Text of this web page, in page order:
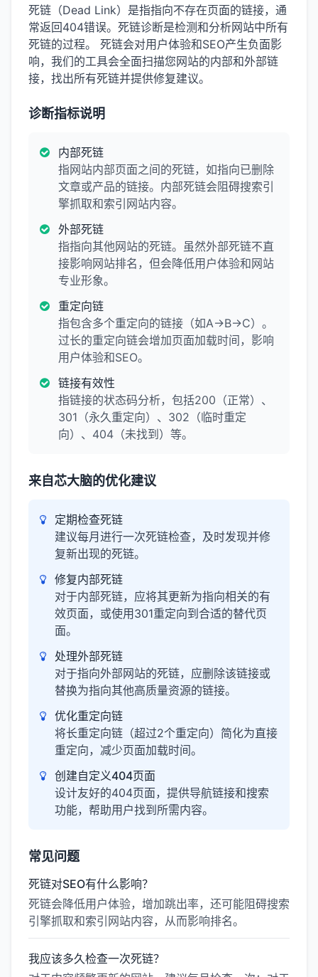
死链（Dead Link）是指指向不存在页面的链接，通
常返回404错误。死链诊断是检测和分析网站中所有
死链的过程。 死链会对用户体验和SEO产生负面影
响，我们的工具会全面扫描您网站的内部和外部链
接，找出所有死链并提供修复建议。
诊断指标说明
内部死链
指网站内部页面之间的死链，如指向已删除
文章或产品的链接。内部死链会阻碍搜索引
擎抓取和索引网站内容。
外部死链
指指向其他网站的死链。虽然外部死链不直
接影响网站排名，但会降低用户体验和网站
专业形象。
重定向链
指包含多个重定向的链接（如A→B→C）。
过长的重定向链会增加页面加载时间，影响
用户体验和SEO。
链接有效性
指链接的状态码分析，包括200（正常）、
301（永久重定向）、302（临时重定
向）、404（未找到）等。
来自芯大脑的优化建议
定期检查死链
建议每月进行一次死链检查，及时发现并修
复新出现的死链。
修复内部死链
对于内部死链，应将其更新为指向相关的有
效页面，或使用301重定向到合适的替代页
面。
处理外部死链
对于指向外部网站的死链，应删除该链接或
替换为指向其他高质量资源的链接。
优化重定向链
将长重定向链（超过2个重定向）简化为直接
重定向，减少页面加载时间。
创建自定义404页面
设计友好的404页面，提供导航链接和搜索
功能，帮助用户找到所需内容。
常见问题
死链对SEO有什么影响？
死链会降低用户体验，增加跳出率，还可能阻碍搜索
引擎抓取和索引网站内容，从而影响排名。
我应该多久检查一次死链？